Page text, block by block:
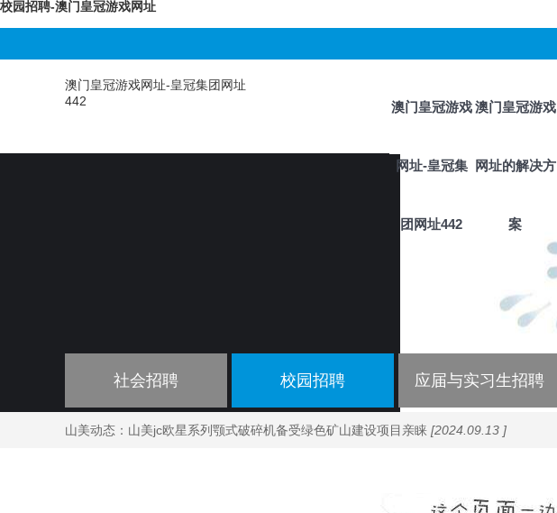
校园招聘-澳门皇冠游戏网址
澳门皇冠游戏网址-皇冠集团网址
442
澳门皇冠游戏
网址-皇冠集
团网址442
澳门皇冠游戏
网址的解决方
案
社会招聘 校园招聘 应届与实习生招聘
山美动态： 山美jc欧星系列颚式破碎机备受绿色矿山建设项目亲睐 [2024.09.13 ]